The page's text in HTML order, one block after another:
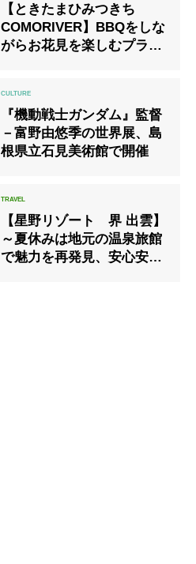
【ときたまひみつきち
COMORIVER】BBQをしな
がらお花見を楽しむプラン
『機動戦士ガンダム』監督
－富野由悠季の世界展、島
根県立石見美術館で開催
【星野リゾート 界 出雲】
～夏休みは地元の温泉旅館
で魅力を再発見、安心安全